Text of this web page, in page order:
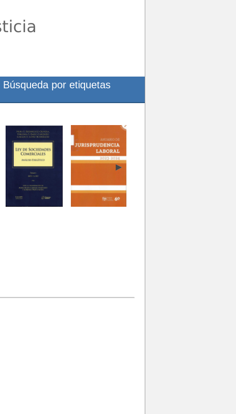
Búsqueda por etiquetas